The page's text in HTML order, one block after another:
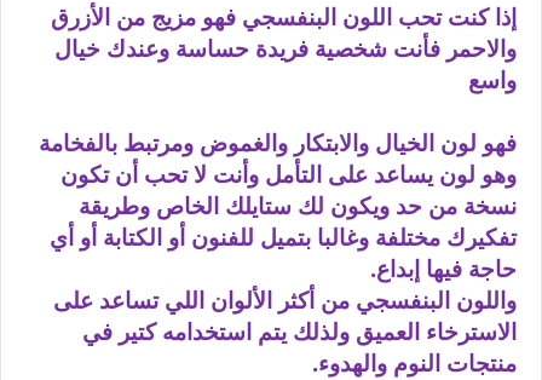
إذا كنت تحب اللون البنفسجي فهو مزيج من الأزرق
والاحمر فأنت شخصية فريدة حساسة وعندك خيال
واسع
فهو لون الخيال والابتكار والغموض ومرتبط بالفخامة
وهو لون يساعد على التأمل وأنت لا تحب أن تكون
نسخة من حد ويكون لك ستايلك الخاص وطريقة
تفكيرك مختلفة وغالبا بتميل للفنون أو الكتابة أو أي
حاجة فيها إبداع.
واللون البنفسجي من أكثر الألوان اللي تساعد على
الاسترخاء العميق ولذلك يتم استخدامه كتير في
منتجات النوم والهدوء.